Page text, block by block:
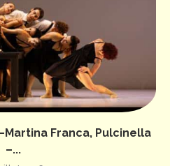
Franca, Pulcinella
–...